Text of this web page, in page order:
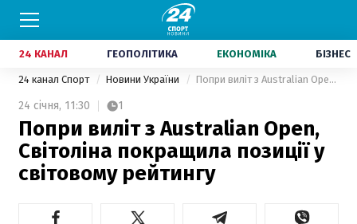
24 КАНАЛ ГЕОПОЛІТИКА ЕКОНОМІКА БІЗНЕС
24 канал Спорт Новини України Попри виліт з Australian Open, Світоліна покращила позиції у світовому рейтингу
24 січня, 11:30 1
Попри виліт з Australian Open,
Світоліна покращила позиції у
світовому рейтингу